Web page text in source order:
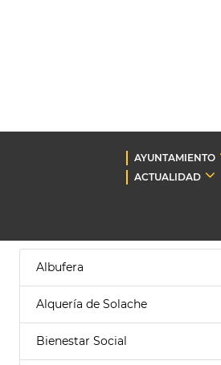
AYUNTAMIENTO
ACTUALIDAD
Albufera
Alquería de Solache
Bienestar Social